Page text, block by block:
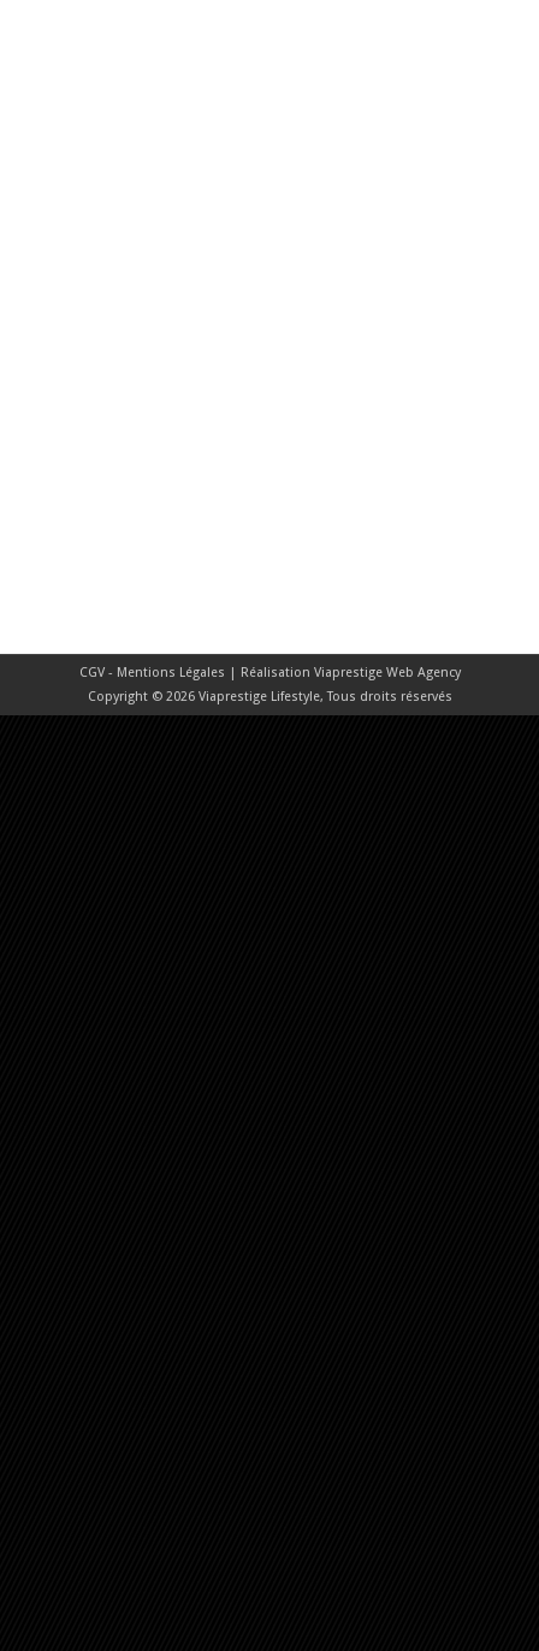
CGV - Mentions Légales | Réalisation Viaprestige Web Agency
Copyright © 2026 Viaprestige Lifestyle, Tous droits réservés